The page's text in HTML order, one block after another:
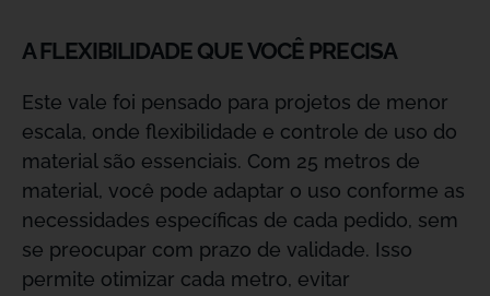
A FLEXIBILIDADE QUE VOCÊ PRECISA
Este vale foi pensado para projetos de menor
escala, onde flexibilidade e controle de uso do
material são essenciais. Com 25 metros de
material, você pode adaptar o uso conforme as
necessidades específicas de cada pedido, sem
se preocupar com prazo de validade. Isso
permite otimizar cada metro, evitar